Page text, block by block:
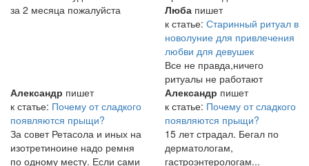
за 2 месяца пожалуйста
Люба пишет
к статье: Старинный ритуал в
новолуние для привлечения
любви для девушек
Все не правда,ничего
ритуалы не работают
Александр пишет
к статье: Почему от сладкого
появляются прыщи?
За совет Ретасола и иных на
изотретиноине надо ремня
по одному месту. Если сами
Александр пишет
к статье: Почему от сладкого
появляются прыщи?
15 лет страдал. Бегал по
дерматологам,
гастроэнтерологам...